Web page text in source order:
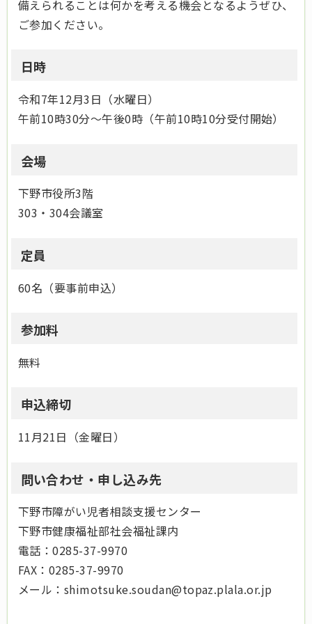
備えられることは何かを考える機会となるようぜひ、
ご参加ください。
日時
令和7年12月3日（水曜日）
午前10時30分～午後0時（午前10時10分受付開始）
会場
下野市役所3階
303・304会議室
定員
60名（要事前申込）
参加料
無料
申込締切
11月21日（金曜日）
問い合わせ・申し込み先
下野市障がい児者相談支援センター
下野市健康福祉部社会福祉課内
電話：0285-37-9970
FAX：0285-37-9970
メール：shimotsuke.soudan@topaz.plala.or.jp